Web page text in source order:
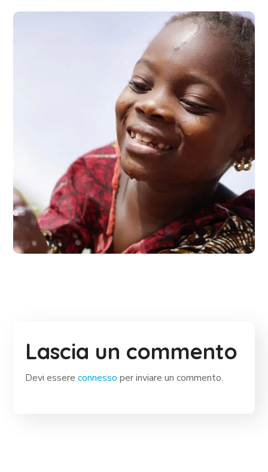
Clean Water
#AFRICA
Lascia un commento
Devi essereconnesso per inviare un commento.